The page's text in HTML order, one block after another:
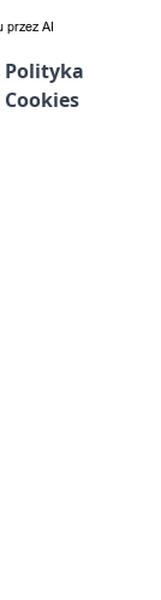
Polityka
Cookies